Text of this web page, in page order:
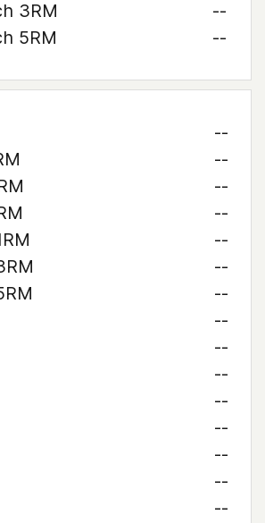
3RM
--
5RM
--
--
--
--
--
--
--
--
--
--
--
--
--
--
--
--